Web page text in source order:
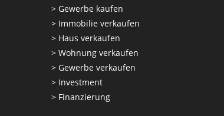
> Gewerbe kaufen
> Immobilie verkaufen
> Haus verkaufen
> Wohnung verkaufen
> Gewerbe verkaufen
> Investment
> Finanzierung